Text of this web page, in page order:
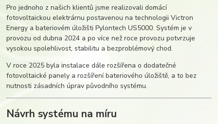
Pro jednoho z našich klientů jsme realizovali domácí
fotovoltaickou elektrárnu postavenou na technologii Victron
Energy a bateriovém úložišti Pylontech US5000. Systém je v
provozu od dubna 2024 a po více než roce provozu potvrzuje
vysokou spolehlivost, stabilitu a bezproblémový chod.
V roce 2025 byla instalace dále rozšířena o dodatečné
fotovoltaické panely a rozšíření bateriového úložiště, a to bez
nutnosti zásadních úprav původního systému.
Návrh systému na míru